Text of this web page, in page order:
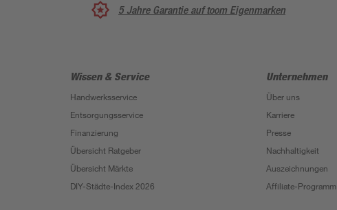
5 Jahre Garantie auf toom Eigenmarken
Wissen & Service
Handwerksservice
Entsorgungsservice
Finanzierung
Übersicht Ratgeber
Übersicht Märkte
DIY-Städte-Index 2026
Unternehmen
Über uns
Karriere
Presse
Nachhaltigkeit
Auszeichnungen
Affiliate-Programm